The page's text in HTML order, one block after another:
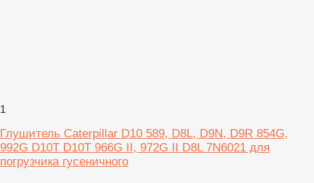
1
Глушитель Caterpillar D10 589, D8L, D9N, D9R 854G,
992G D10T D10T 966G II, 972G II D8L 7N6021 для
погрузчика гусеничного